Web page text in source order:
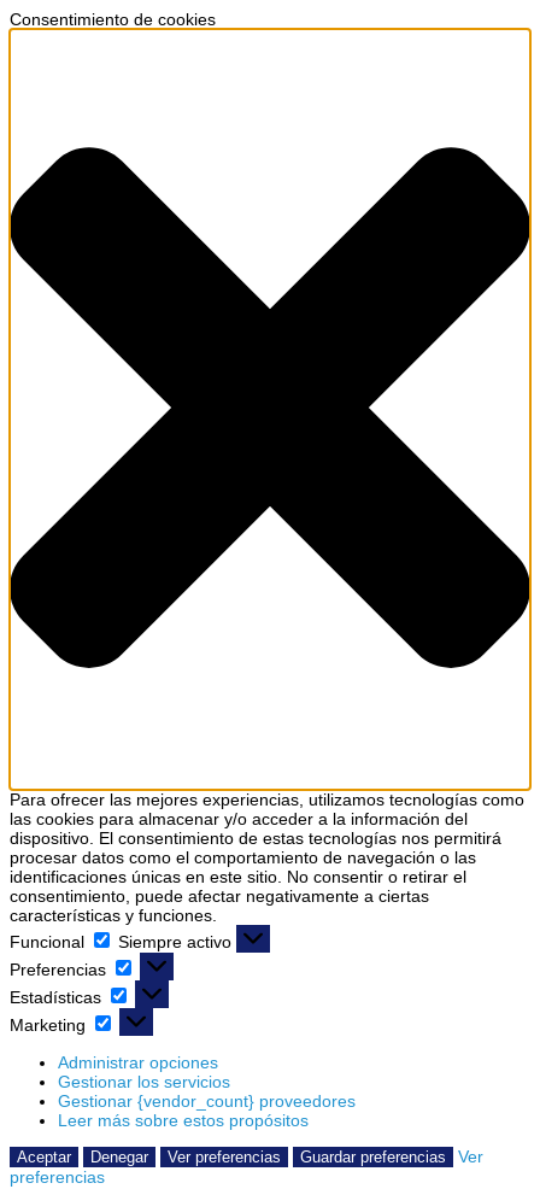
Consentimiento de cookies
Para ofrecer las mejores experiencias, utilizamos tecnologías como
las cookies para almacenar y/o acceder a la información del
dispositivo. El consentimiento de estas tecnologías nos permitirá
procesar datos como el comportamiento de navegación o las
identificaciones únicas en este sitio. No consentir o retirar el
consentimiento, puede afectar negativamente a ciertas
características y funciones.
Funcional
Siempre activo
Preferencias
Estadísticas
Marketing
Administrar opciones
Gestionar los servicios
Gestionar {vendor_count} proveedores
Leer más sobre estos propósitos
Aceptar Denegar Ver preferencias Guardar preferencias
Ver
preferencias